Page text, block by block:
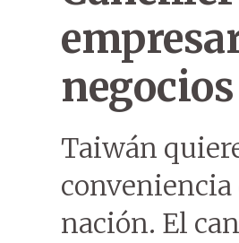
Taiwán
conveniencia
nación. El